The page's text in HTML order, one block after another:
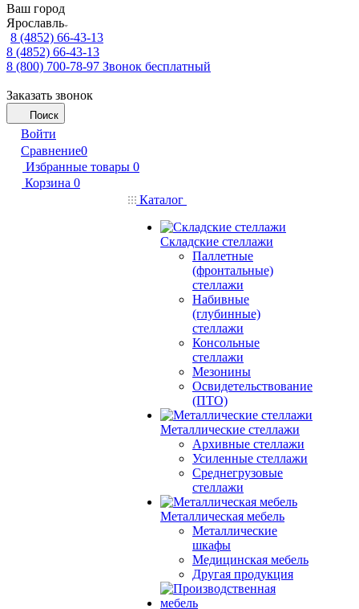
Ваш город
Ярославль
8 (4852) 66-43-13
8 (4852) 66-43-13
8 (800) 700-78-97 Звонок бесплатный
Заказать звонок
Поиск
Войти
Сравнение0
Избранные товары 0
Корзина 0
Каталог
Складские стеллажи
Паллетные
(фронтальные)
стеллажи
Набивные
(глубинные)
стеллажи
Консольные
стеллажи
Мезонины
Освидетельствование
(ПТО)
Металлические стеллажи
Архивные стеллажи
Усиленные стеллажи
Среднегрузовые
стеллажи
Металлическая мебель
Металлические
шкафы
Медицинская мебель
Другая продукция